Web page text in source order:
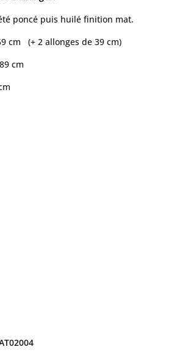
poncé puis huilé finition mat.
cm (+ 2 allonges de 39 cm)
cm